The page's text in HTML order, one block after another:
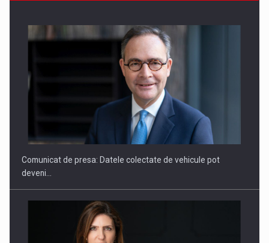
ROOTED IN ROMANIA, BUILT TO DELIVER TECHNOLOGY FOR
Comunicat de presa: Datele colectate de vehicule pot
deveni…